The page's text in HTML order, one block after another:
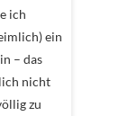
ich
ein
– das
nicht
zu